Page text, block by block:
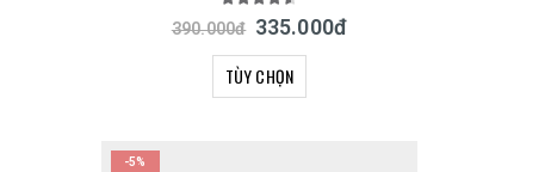
out of 5
390.000đ 335.000đ
TÙY CHỌN
-5%